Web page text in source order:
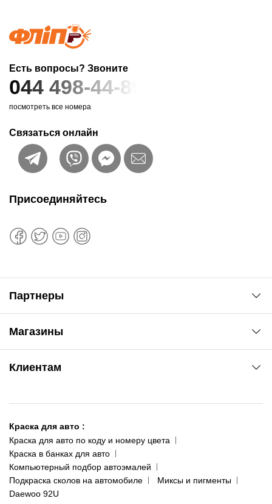
Есть вопросы? Звоните
044 498-44-89
посмотреть все номера
Связаться онлайн
Магазины
ул. Рабочая, 2-а
093 611-39-23
(ориентир: Интайм №40)
Одесса
пр-т Акад. Глушко, 29
066 554-97-70
Клиентам
Доставка и оплата
Сотрудничество
Наши публикации
Публичная оферта
Политика конфиденциальности
Присоединяйтесь
Партнеры
Сервис колористам
Краска для авто :
Краска для авто по коду и номеру цвета
Краска в банках для авто
Компьютерный подбор автоэмалей
Подкраска сколов на автомобиле
Миксы и пигменты
Daewoo 92U